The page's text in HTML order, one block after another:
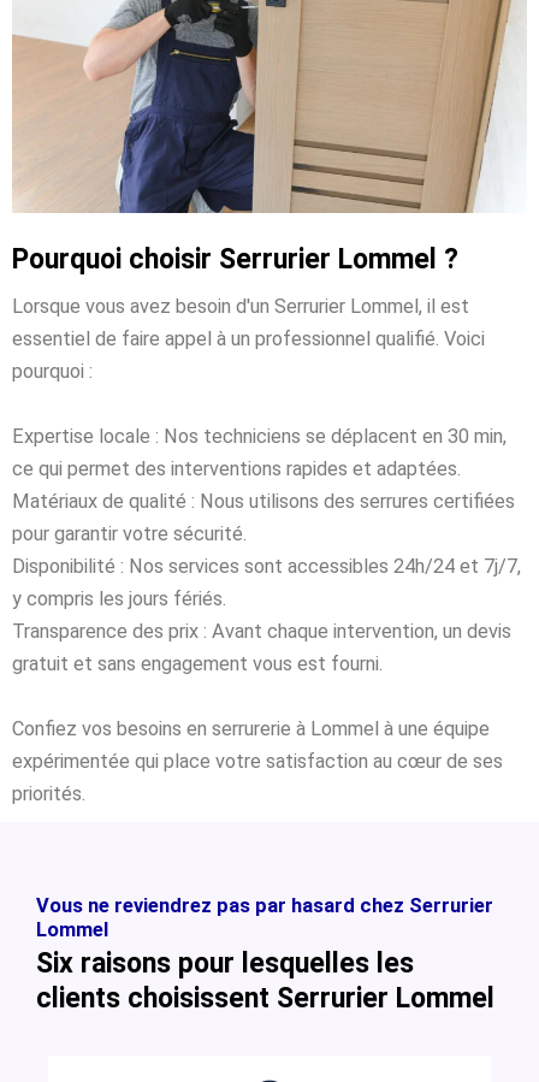
Pourquoi choisir Serrurier Lommel ?
Lorsque vous avez besoin d'un Serrurier Lommel, il est
essentiel de faire appel à un professionnel qualifié. Voici
pourquoi :
Expertise locale : Nos techniciens se déplacent en 30 min,
ce qui permet des interventions rapides et adaptées.
Matériaux de qualité : Nous utilisons des serrures certifiées
pour garantir votre sécurité.
Disponibilité : Nos services sont accessibles 24h/24 et 7j/7,
y compris les jours fériés.
Transparence des prix : Avant chaque intervention, un devis
gratuit et sans engagement vous est fourni.
Confiez vos besoins en serrurerie à Lommel à une équipe
expérimentée qui place votre satisfaction au cœur de ses
priorités.
Vous ne reviendrez pas par hasard chez Serrurier
Lommel
Six raisons pour lesquelles les
clients choisissent Serrurier Lommel